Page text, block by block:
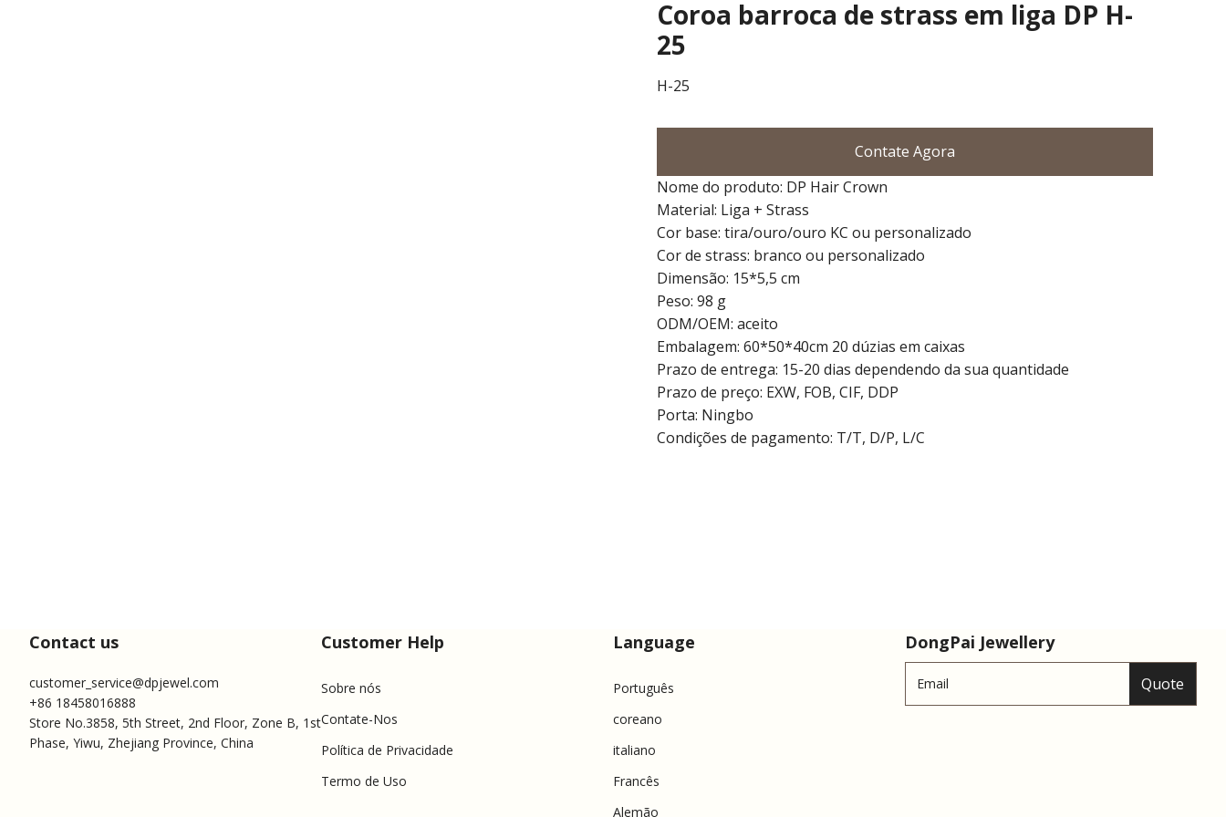
Coroa barroca de strass em liga DP H-
25
H-25
Contate Agora
Nome do produto: DP Hair Crown
Material: Liga + Strass
Cor base: tira/ouro/ouro KC ou personalizado
Cor de strass: branco ou personalizado
Dimensão: 15*5,5 cm
Peso: 98 g
ODM/OEM: aceito
Embalagem: 60*50*40cm 20 dúzias em caixas
Prazo de entrega: 15-20 dias dependendo da sua quantidade
Prazo de preço: EXW, FOB, CIF, DDP
Porta: Ningbo
Condições de pagamento: T/T, D/P, L/C
Contact us
customer_service@dpjewel.com
+86 18458016888
Store No.3858, 5th Street, 2nd Floor, Zone B, 1st
Phase, Yiwu, Zhejiang Province, China
Customer Help
Sobre nós
Contate-Nos
Política de Privacidade
Termo de Uso
Language
Português
coreano
italiano
Francês
Alemão
DongPai Jewellery
Quote